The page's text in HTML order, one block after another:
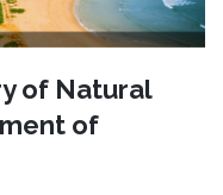
of Natural
of